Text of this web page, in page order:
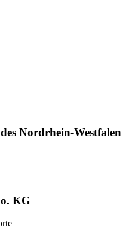
Nordrhein-Westfalen
KG